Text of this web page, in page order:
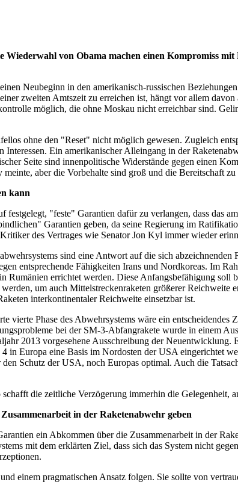
Wiederwahl von Obama machen einen Kompromiss
Neubeginn in den amerikanisch-russischen
zweiten Amtszeit zu erreichen ist, hängt vor allem
möglich, die ohne Moskau nicht erreichbar sind.
ohne den "Reset" nicht möglich gewesen. Zugleich
Interessen. Ein amerikanischer Alleingang in der
Seite sind innenpolitische Widerstände gegen einen
aber die Vorbehalte sind groß und die Bereitschaft zu
kann
"feste" Garantien dafür zu verlangen, dass das
Garantien geben, da seine Regierung im
des Vertrages wie Senator Jon Kyl immer wieder
sind eine Antwort auf die sich
entsprechende Fähigkeiten Irans und Nordkoreas. Im
Rumänien errichtet werden. Diese Anfangsbefähigung soll
um auch Mittelstreckenraketen größerer
interkontinentaler Reichweite einsetzbar ist.
vierte Phase des Abwehrsystems wäre ein
bei der SM-3-Abfangrakete wurde in einem
2013 vorgesehene Ausschreibung der Neuentwicklung.
in Europa eine Basis im Nordosten der USA eingerichtet
Schutz der USA, noch Europas optimal. Auch die
die zeitliche Verzögerung immerhin die Gelegenheit,
in der Raketenabwehr geben
ein Abkommen über die Zusammenarbeit in der
mit dem erklärten Ziel, dass sich das System nicht
einem pragmatischen Ansatz folgen. Sie sollte von